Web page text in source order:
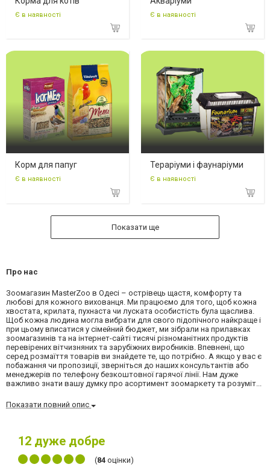
Є в наявності Є в наявності
Корм для папуг
Є в наявності
Тераріуми і фаунаріуми
Є в наявності
Показати ще
Про нас
Зоомагазин MasterZoo в Одесі – острівець щастя, комфорту та
любові для кожного вихованця. Ми працюємо для того, щоб кожна
хвостата, крилата, пухнаста чи луската особистість була щаслива.
Щоб кожна людина могла вибрати для свого підопічного найкраще і
при цьому вписатися у сімейний бюджет, ми зібрали на прилавках
зоомагазинів та на інтернет-сайті тисячі різноманітних продуктів
перевірених вітчизняних та зарубіжних виробників. Впевнені, що
серед розмаїття товарів ви знайдете те, що потрібно. А якщо у вас є
побажання чи пропозиції, зверніться до наших консультантів або
менеджерів по телефону безкоштовної гарячої лінії. Нам дуже
важливо знати вашу думку про асортимент зоомаркету та розуміт...
Показати повний опис
12 дуже добре
(84 оцінки)